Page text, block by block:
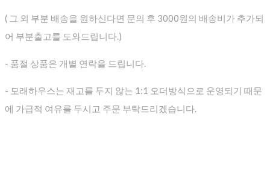
( 그 외 부분 배송을 원하신다면 문의 후 3000원의 배송비가 추가되
어 부분출고를 도와드립니다.)
- 품절 상품은 개별 연락을 드립니다.
- 모래하우스는 재고를 두지 않는 1:1 오더방식으로 운영되기 때문
에 가급적 여유를 두시고 주문 부탁드리겠습니다.